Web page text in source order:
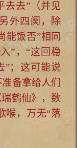
去去”（并见
另外四阕，除
能饭否”相同
”，“这回稳
”；这可能说
备拿给人们
鹤仙》，数
喉，万无“落